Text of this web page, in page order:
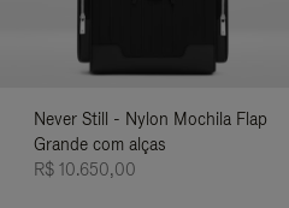
Never Still - Nylon Mochila Flap
Grande com alças
R$ 10.650,00